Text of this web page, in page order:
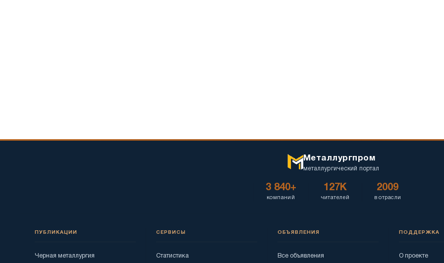
Металлургпром
металлургический портал
3 840+
компаний
127K
читателей
2009
в отрасли
ПУБЛИКАЦИИ
Черная металлургия
СЕРВИСЫ
Статистика
ОБЪЯВЛЕНИЯ
Все объявления
ПОДДЕРЖКА
О проекте